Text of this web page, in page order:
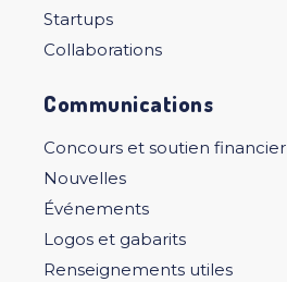
Startups
Collaborations
Communications
Concours et soutien financier
Nouvelles
Événements
Logos et gabarits
Renseignements utiles